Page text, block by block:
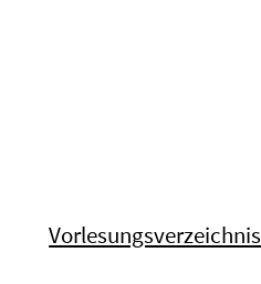
Vorlesungsverzeichnis